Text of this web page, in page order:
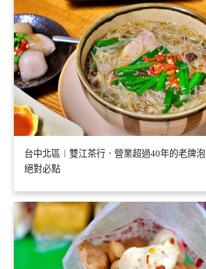
台中北區︱雙江茶行．營業超過40年的老牌
絕對必點